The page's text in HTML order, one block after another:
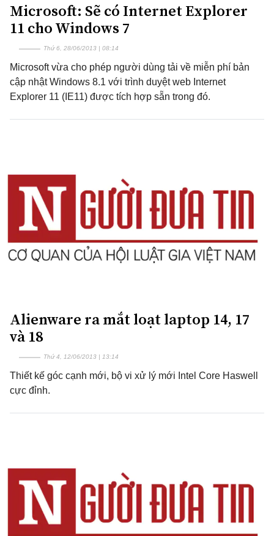
Microsoft: Sẽ có Internet Explorer
11 cho Windows 7
Thứ 6, 28/06/2013 | 08:14
Microsoft vừa cho phép người dùng tải về miễn phí bản
cập nhật Windows 8.1 với trình duyệt web Internet
Explorer 11 (IE11) được tích hợp sẵn trong đó.
Alienware ra mắt loạt laptop 14, 17
và 18
Thứ 4, 12/06/2013 | 13:14
Thiết kế góc cạnh mới, bộ vi xử lý mới Intel Core Haswell
cực đỉnh.